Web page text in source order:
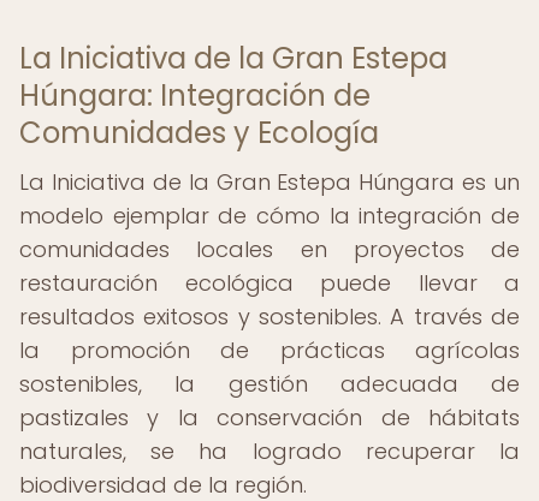
La Iniciativa de la Gran Estepa
Húngara: Integración de
Comunidades y Ecología
La Iniciativa de la Gran Estepa Húngara es un
modelo ejemplar de cómo la integración de
comunidades locales en proyectos de
restauración ecológica puede llevar a
resultados exitosos y sostenibles. A través de
la promoción de prácticas agrícolas
sostenibles, la gestión adecuada de
pastizales y la conservación de hábitats
naturales, se ha logrado recuperar la
biodiversidad de la región.